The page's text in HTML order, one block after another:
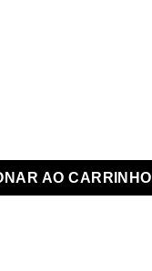
AO CARRINHO